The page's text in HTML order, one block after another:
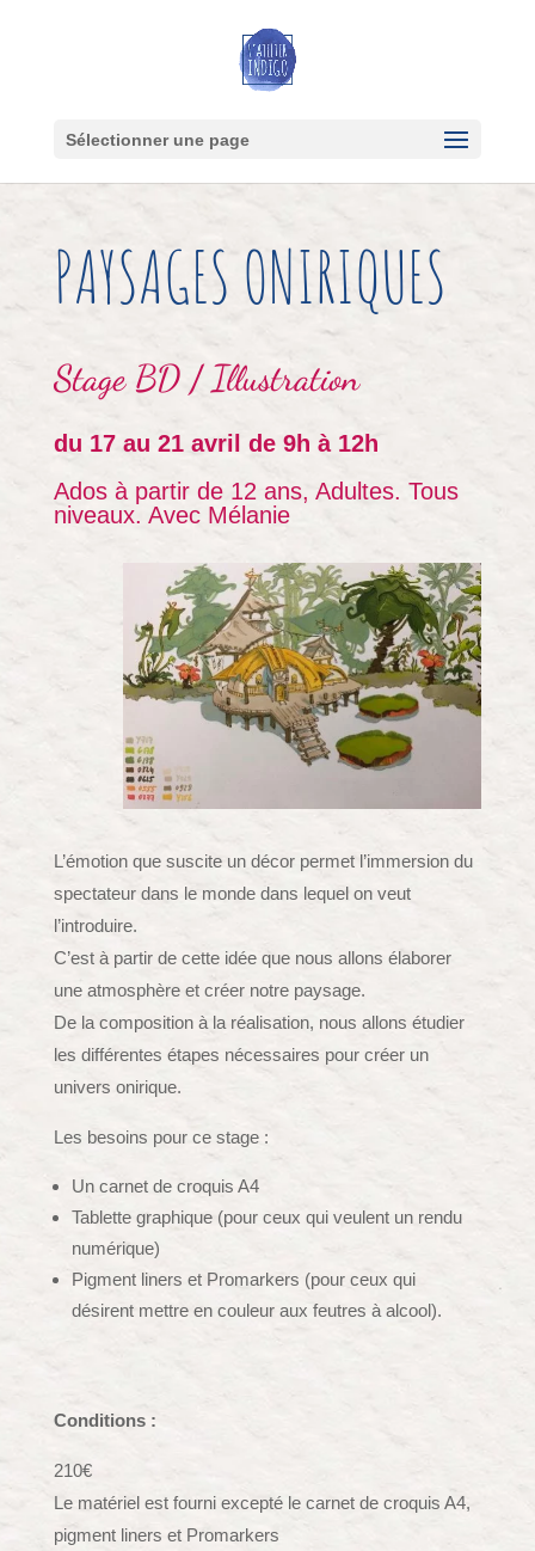
Sélectionner une page
PAYSAGES ONIRIQUES
Stage BD / Illustration
du 17 au 21 avril de 9h à 12h
Ados à partir de 12 ans, Adultes. Tous
niveaux. Avec Mélanie
L’émotion que suscite un décor permet l’immersion du
spectateur dans le monde dans lequel on veut
l’introduire.
C’est à partir de cette idée que nous allons élaborer
une atmosphère et créer notre paysage.
De la composition à la réalisation, nous allons étudier
les différentes étapes nécessaires pour créer un
univers onirique.
Les besoins pour ce stage :
Un carnet de croquis A4
Tablette graphique (pour ceux qui veulent un rendu
numérique)
Pigment liners et Promarkers (pour ceux qui
désirent mettre en couleur aux feutres à alcool).
Conditions :
210€
Le matériel est fourni excepté le carnet de croquis A4,
pigment liners et Promarkers